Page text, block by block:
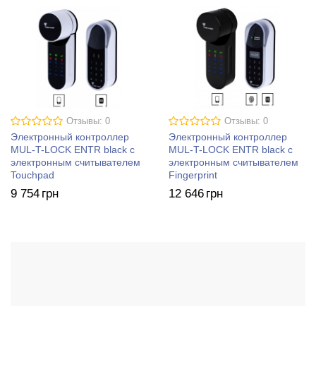
Отзывы: 0
Электронный контроллер
MUL-T-LOCK ENTR black с
электронным считывателем
Touchpad
9 754 грн
Отзывы: 0
Электронный контроллер
MUL-T-LOCK ENTR black с
электронным считывателем
Fingerprint
12 646 грн